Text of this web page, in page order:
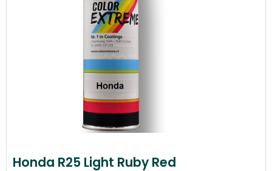
Honda R25 Light Ruby Red